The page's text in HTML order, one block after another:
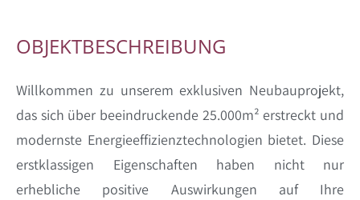
OBJEKTBESCHREIBUNG
Willkommen zu unserem exklusiven Neubauprojekt,
das sich über beeindruckende 25.000m² erstreckt und
modernste Energieeffizienztechnologien bietet. Diese
erstklassigen Eigenschaften haben nicht nur
erhebliche positive Auswirkungen auf Ihre